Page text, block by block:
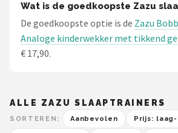
Wat is de goedkoopste Zazu
De goedkoopste optie is de Zazu
Analoge kinderwekker met tikkend
€ 17,90.
ALLE ZAZU SLAAPTRAINERS
SORTEREN: Aanbevolen Prijs: